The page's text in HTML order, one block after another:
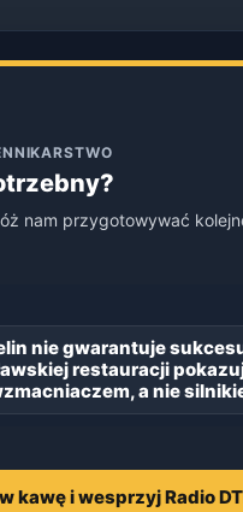
nam przygotowywać
nie gwarantuje
restauracji
a nie
kawę i wesprzyj Radio